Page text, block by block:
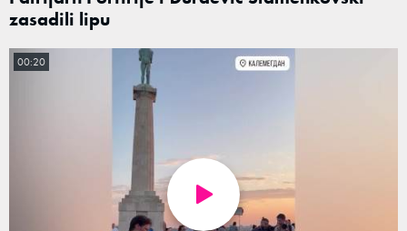
zasadili lipu
00:20